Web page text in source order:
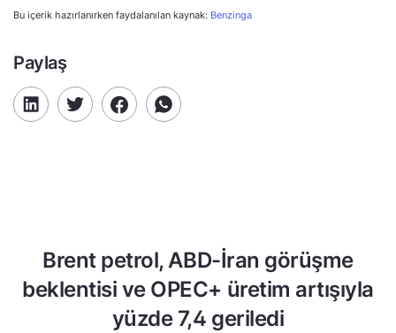
Bu içerik hazırlanırken faydalanılan kaynak: Benzinga
Paylaş
Brent petrol, ABD-İran görüşme
beklentisi ve OPEC+ üretim artışıyla
yüzde 7,4 geriledi